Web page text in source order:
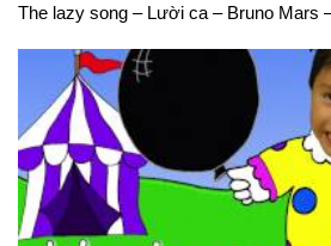
The lazy song – Lười ca – Bruno Mars